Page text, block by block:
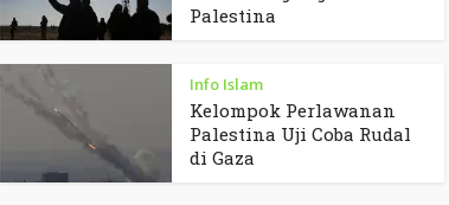
Palestina
Info Islam
Kelompok Perlawanan
Palestina Uji Coba Rudal
di Gaza